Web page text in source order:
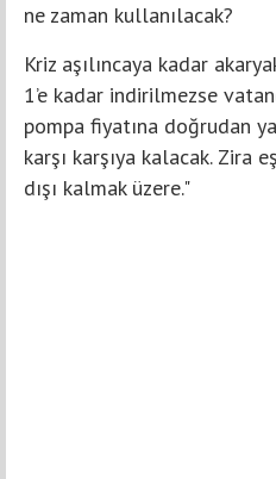
ne zaman kullanılacak?
Kriz aşılıncaya kadar
1’e kadar indirilmezse
pompa fiyatına doğrudan
karşı karşıya kalacak. Zira
dışı kalmak üzere."